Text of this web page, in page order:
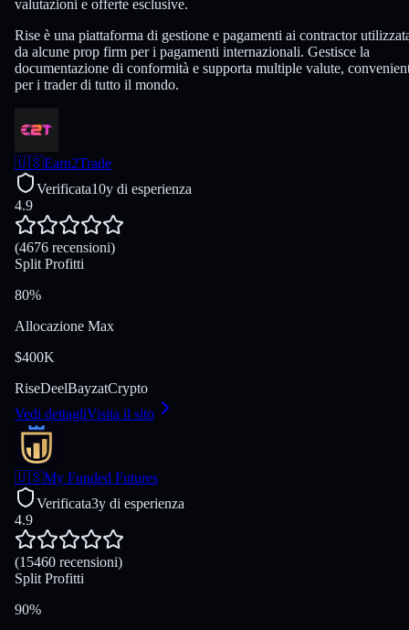
valutazioni e offerte esclusive.
Rise è una piattaforma di gestione e pagamenti ai contractor
da alcune prop firm per i pagamenti internazionali. Gestisce la
documentazione di conformità e supporta multiple valute,
per i trader di tutto il mondo.
🇺🇸Earn2Trade
Verificata10y di esperienza
4.9
(4676 recensioni)
Split Profitti
80%
Allocazione Max
$400K
RiseDeelBayzatCrypto
Vedi dettagliVisita il sito
🇺🇸My Funded Futures
Verificata3y di esperienza
4.9
(15460 recensioni)
Split Profitti
90%